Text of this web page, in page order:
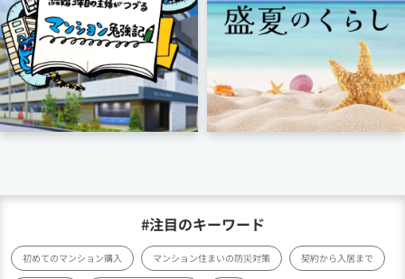
#注目のキーワード
初めてのマンション購入 マンション住まいの防災対策 契約から入居まで